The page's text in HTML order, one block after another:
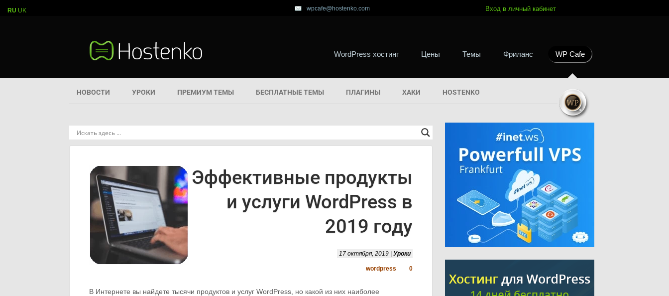
wpcafe@hostenko.com Вход в личный кабинет
WordPress хостинг Цены Темы Фриланс WP Cafe
НОВОСТИ УРОКИ ПРЕМИУМ ТЕМЫ БЕСПЛАТНЫЕ ТЕМЫ ПЛАГИНЫ ХАКИ HOSTENKO
Эффективные продукты
и услуги WordPress в
2019 году
17 октября, 2019 | Уроки
wordpress 0
В Интернете вы найдете тысячи продуктов и услуг WordPress, но какой из них наиболее
RU UK